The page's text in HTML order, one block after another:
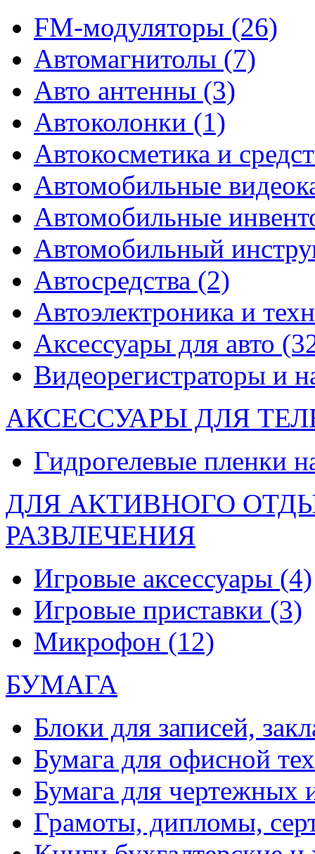
FM-модуляторы (26)
Автомагнитолы (7)
Авто антенны (3)
Автоколонки (1)
Автокосметика и
Автомобильные
Автомобильные
Автомобильный
Автосредства (2)
Автоэлектроника и
Аксессуары для авто
Видеорегистраторы и
АКСЕССУАРЫ ДЛЯ
Гидрогелевые пленки
ДЛЯ АКТИВНОГО
РАЗВЛЕЧЕНИЯ
Игровые аксессуары (4)
Игровые приставки (3)
Микрофон (12)
БУМАГА
Блоки для записей,
Бумага для офисной
Бумага для чертежных
Грамоты, дипломы,